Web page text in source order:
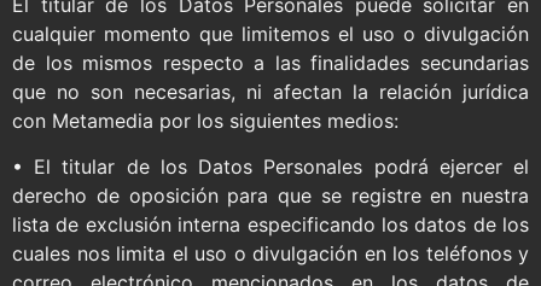
cualquier momento que limitemos el uso o divulgación
de los mismos respecto a las finalidades secundarias
que no son necesarias, ni afectan la relación jurídica
con Metamedia por los siguientes medios:
• El titular de los Datos Personales podrá ejercer el
derecho de oposición para que se registre en nuestra
lista de exclusión interna especificando los datos de los
cuales nos limita el uso o divulgación en los teléfonos y